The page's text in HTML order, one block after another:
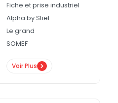
Fiche et prise industriel
Alpha by Stiel
Le grand
SOMEF
Voir Plus